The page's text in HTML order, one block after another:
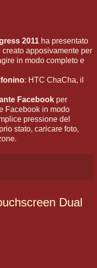
2011 ha presentato
creato apposivamente per
in modo completo e
: HTC ChaCha, il
Facebook per
Facebook in modo
pressione del
stato, caricare foto,
Dual